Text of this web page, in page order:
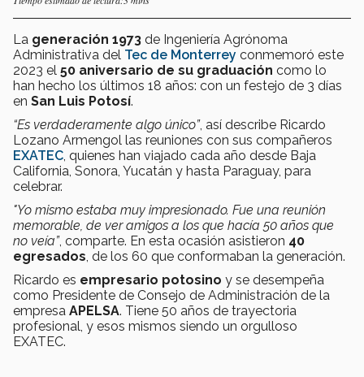
La generación 1973 de Ingeniería Agrónoma
Administrativa del Tec de Monterrey conmemoró este
2023 el 50 aniversario de su graduación como lo
han hecho los últimos 18 años: con un festejo de 3 días
en San Luis Potosí.
“Es verdaderamente algo único”, así describe Ricardo
Lozano Armengol las reuniones con sus compañeros
EXATEC , quienes han viajado cada año desde Baja
California, Sonora, Yucatán y hasta Paraguay, para
celebrar.
"Yo mismo estaba muy impresionado. Fue una reunión
memorable, de ver amigos a los que hacía 50 años que
no veía”, comparte. En esta ocasión asistieron 40
egresados , de los 60 que conformaban la generación.
Ricardo es empresario potosino y se desempeña
como Presidente de Consejo de Administración de la
empresa APELSA. Tiene 50 años de trayectoria
profesional, y esos mismos siendo un orgulloso
EXATEC.